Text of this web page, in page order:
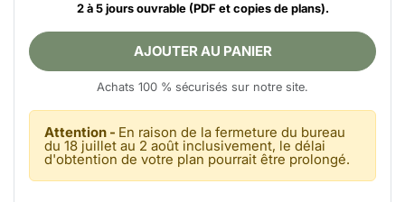
2 à 5 jours ouvrable(PDF et copies de plans).
AJOUTER AU PANIER
Achats 100 % sécurisés sur notre site.
Attention - En raison de la fermeture du bureau
du 18 juillet au 2 août inclusivement, le délai
d'obtention de votre plan pourrait être prolongé.